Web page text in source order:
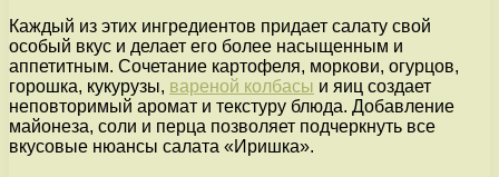
Каждый из этих ингредиентов придает салату свой
особый вкус и делает его более насыщенным и
аппетитным. Сочетание картофеля, моркови, огурцов,
горошка, кукурузы, вареной колбасы и яиц создает
неповторимый аромат и текстуру блюда. Добавление
майонеза, соли и перца позволяет подчеркнуть все
вкусовые нюансы салата «Иришка».